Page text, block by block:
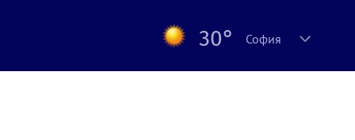
30° София